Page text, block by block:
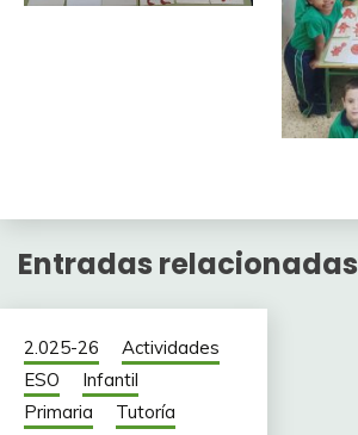
Entradas relacionadas
2.025-26
Actividades
ESO
Infantil
Primaria
Tutoría